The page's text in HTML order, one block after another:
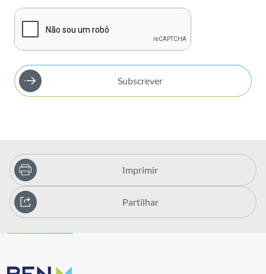
Subscrever
Imprimir
Partilhar